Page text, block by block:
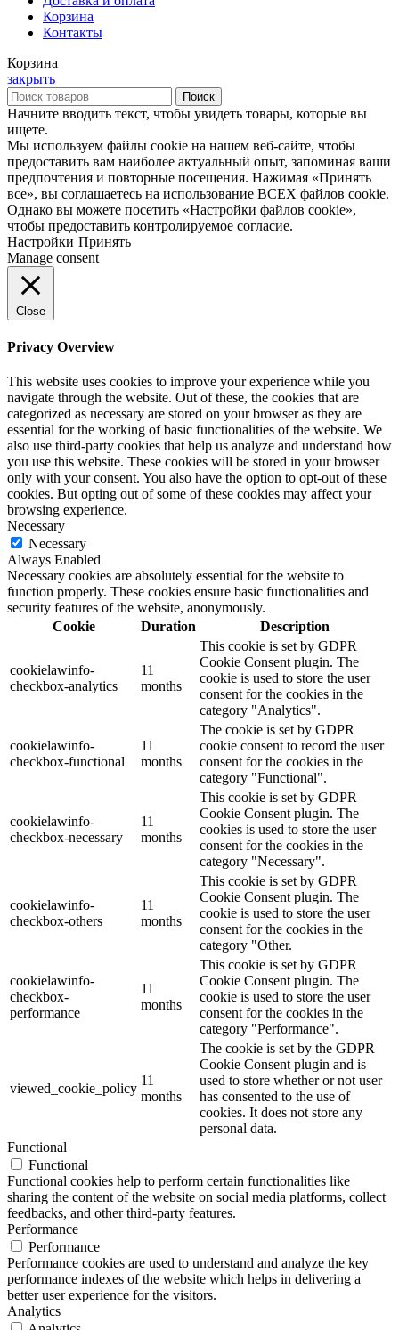
Корзина
Контакты
Корзина
закрыть
Поиск
Начните вводить текст, чтобы увидеть товары, которые вы
ищете.
Мы используем файлы cookie на нашем веб-сайте, чтобы
предоставить вам наиболее актуальный опыт, запоминая ваши
предпочтения и повторные посещения. Нажимая «Принять
все», вы соглашаетесь на использование ВСЕХ файлов cookie.
Однако вы можете посетить «Настройки файлов cookie»,
чтобы предоставить контролируемое согласие.
Настройки Принять
Manage consent
Close
Privacy Overview
This website uses cookies to improve your experience while you
navigate through the website. Out of these, the cookies that are
categorized as necessary are stored on your browser as they are
essential for the working of basic functionalities of the website. We
also use third-party cookies that help us analyze and understand how
you use this website. These cookies will be stored in your browser
only with your consent. You also have the option to opt-out of these
cookies. But opting out of some of these cookies may affect your
browsing experience.
Necessary
Necessary
Always Enabled
Necessary cookies are absolutely essential for the website to
function properly. These cookies ensure basic functionalities and
security features of the website, anonymously.
Cookie
Duration Description
cookielawinfo-
checkbox-analytics
11
months
This cookie is set by GDPR
Cookie Consent plugin. The
cookie is used to store the user
consent for the cookies in the
category "Analytics".
cookielawinfo-
checkbox-functional
11
months
The cookie is set by GDPR
cookie consent to record the user
consent for the cookies in the
category "Functional".
cookielawinfo-
checkbox-necessary
11
months
This cookie is set by GDPR
Cookie Consent plugin. The
cookies is used to store the user
consent for the cookies in the
category "Necessary".
cookielawinfo-
checkbox-others
11
months
This cookie is set by GDPR
Cookie Consent plugin. The
cookie is used to store the user
consent for the cookies in the
category "Other.
cookielawinfo-
checkbox-
performance
11
months
This cookie is set by GDPR
Cookie Consent plugin. The
cookie is used to store the user
consent for the cookies in the
category "Performance".
viewed_cookie_policy
11
months
The cookie is set by the GDPR
Cookie Consent plugin and is
used to store whether or not user
has consented to the use of
cookies. It does not store any
personal data.
Functional
Functional
Functional cookies help to perform certain functionalities like
sharing the content of the website on social media platforms, collect
feedbacks, and other third-party features.
Performance
Performance
Performance cookies are used to understand and analyze the key
performance indexes of the website which helps in delivering a
better user experience for the visitors.
Analytics